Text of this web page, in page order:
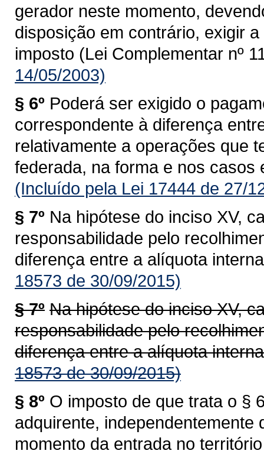
gerador neste momento,
disposição em contrário, exigir
imposto (Lei Complementar nº
14/05/2003)
§ 6º Poderá ser exigido o
correspondente à diferença
relativamente a operações que
federada, na forma e nos casos
(Incluído pela Lei 17444 de 27/
§ 7º Na hipótese do inciso XV,
responsabilidade pelo
diferença entre a alíquota
18573 de 30/09/2015)
§ 7º Na hipótese do inciso XV,
responsabilidade pelo
diferença entre a alíquota
18573 de 30/09/2015)
§ 8º O imposto de que trata o §
adquirente, independentemente
momento da entrada no